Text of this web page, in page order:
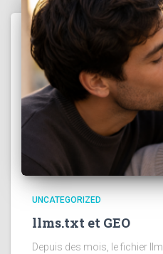
UNCATEGORIZED
llms.txt et GEO
Depuis des mois, le fichier